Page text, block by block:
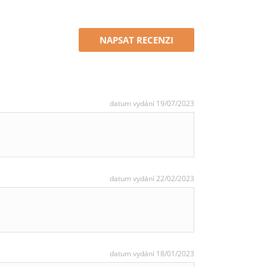
NAPSAT RECENZI
datum vydání 19/07/2023
datum vydání 22/02/2023
datum vydání 18/01/2023